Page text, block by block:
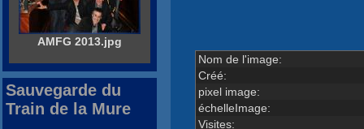
Nom de l'image:
Créé:
pixel image:
échelleImage:
Visites:
AMFG 2013.jpg
Sauvegarde du
Train de la Mure